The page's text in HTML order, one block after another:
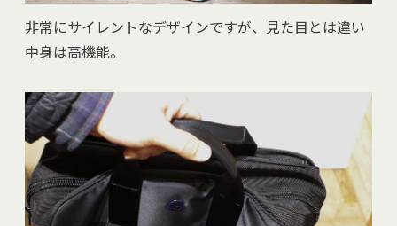
非常にサイレントなデザインですが、見た目とは違い
中身は高機能。